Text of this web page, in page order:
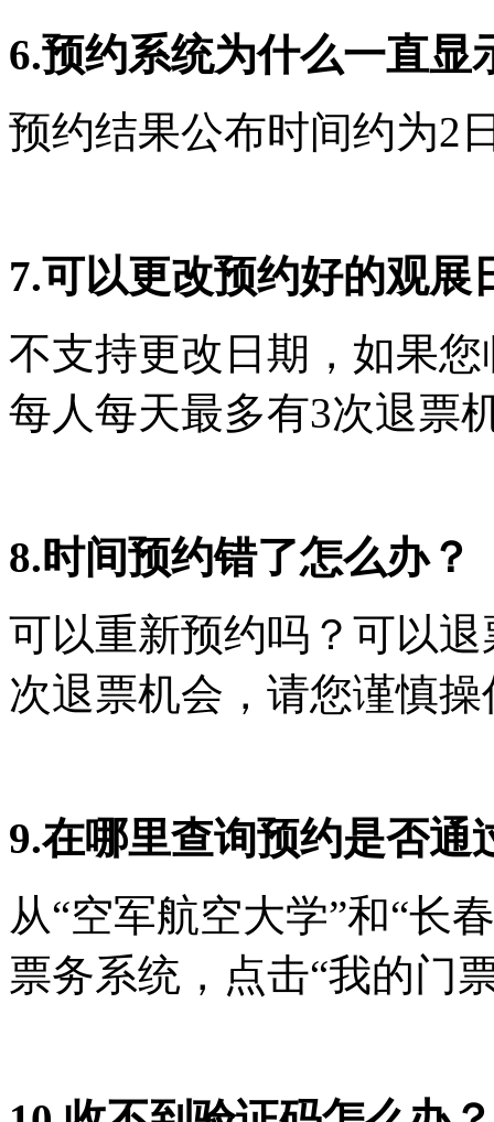
6.预约系统为什么一直显
预约结果公布时间约为2
7.可以更改预约好的观展
不支持更改日期，如果
每人每天最多有3次退票
8.时间预约错了怎么办？
可以重新预约吗？可以
次退票机会，请您谨慎操
9.在哪里查询预约是否通
从“空军航空大学”和“长
票务系统，点击“我的门